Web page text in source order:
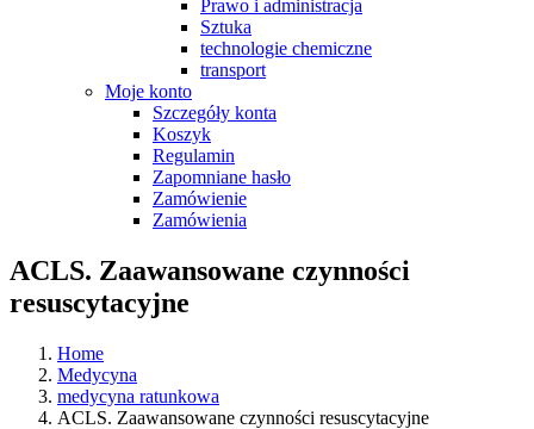
Prawo i administracja
Sztuka
technologie chemiczne
transport
Moje konto
Szczegóły konta
Koszyk
Regulamin
Zapomniane hasło
Zamówienie
Zamówienia
ACLS. Zaawansowane czynności
resuscytacyjne
Home
Medycyna
medycyna ratunkowa
ACLS. Zaawansowane czynności resuscytacyjne